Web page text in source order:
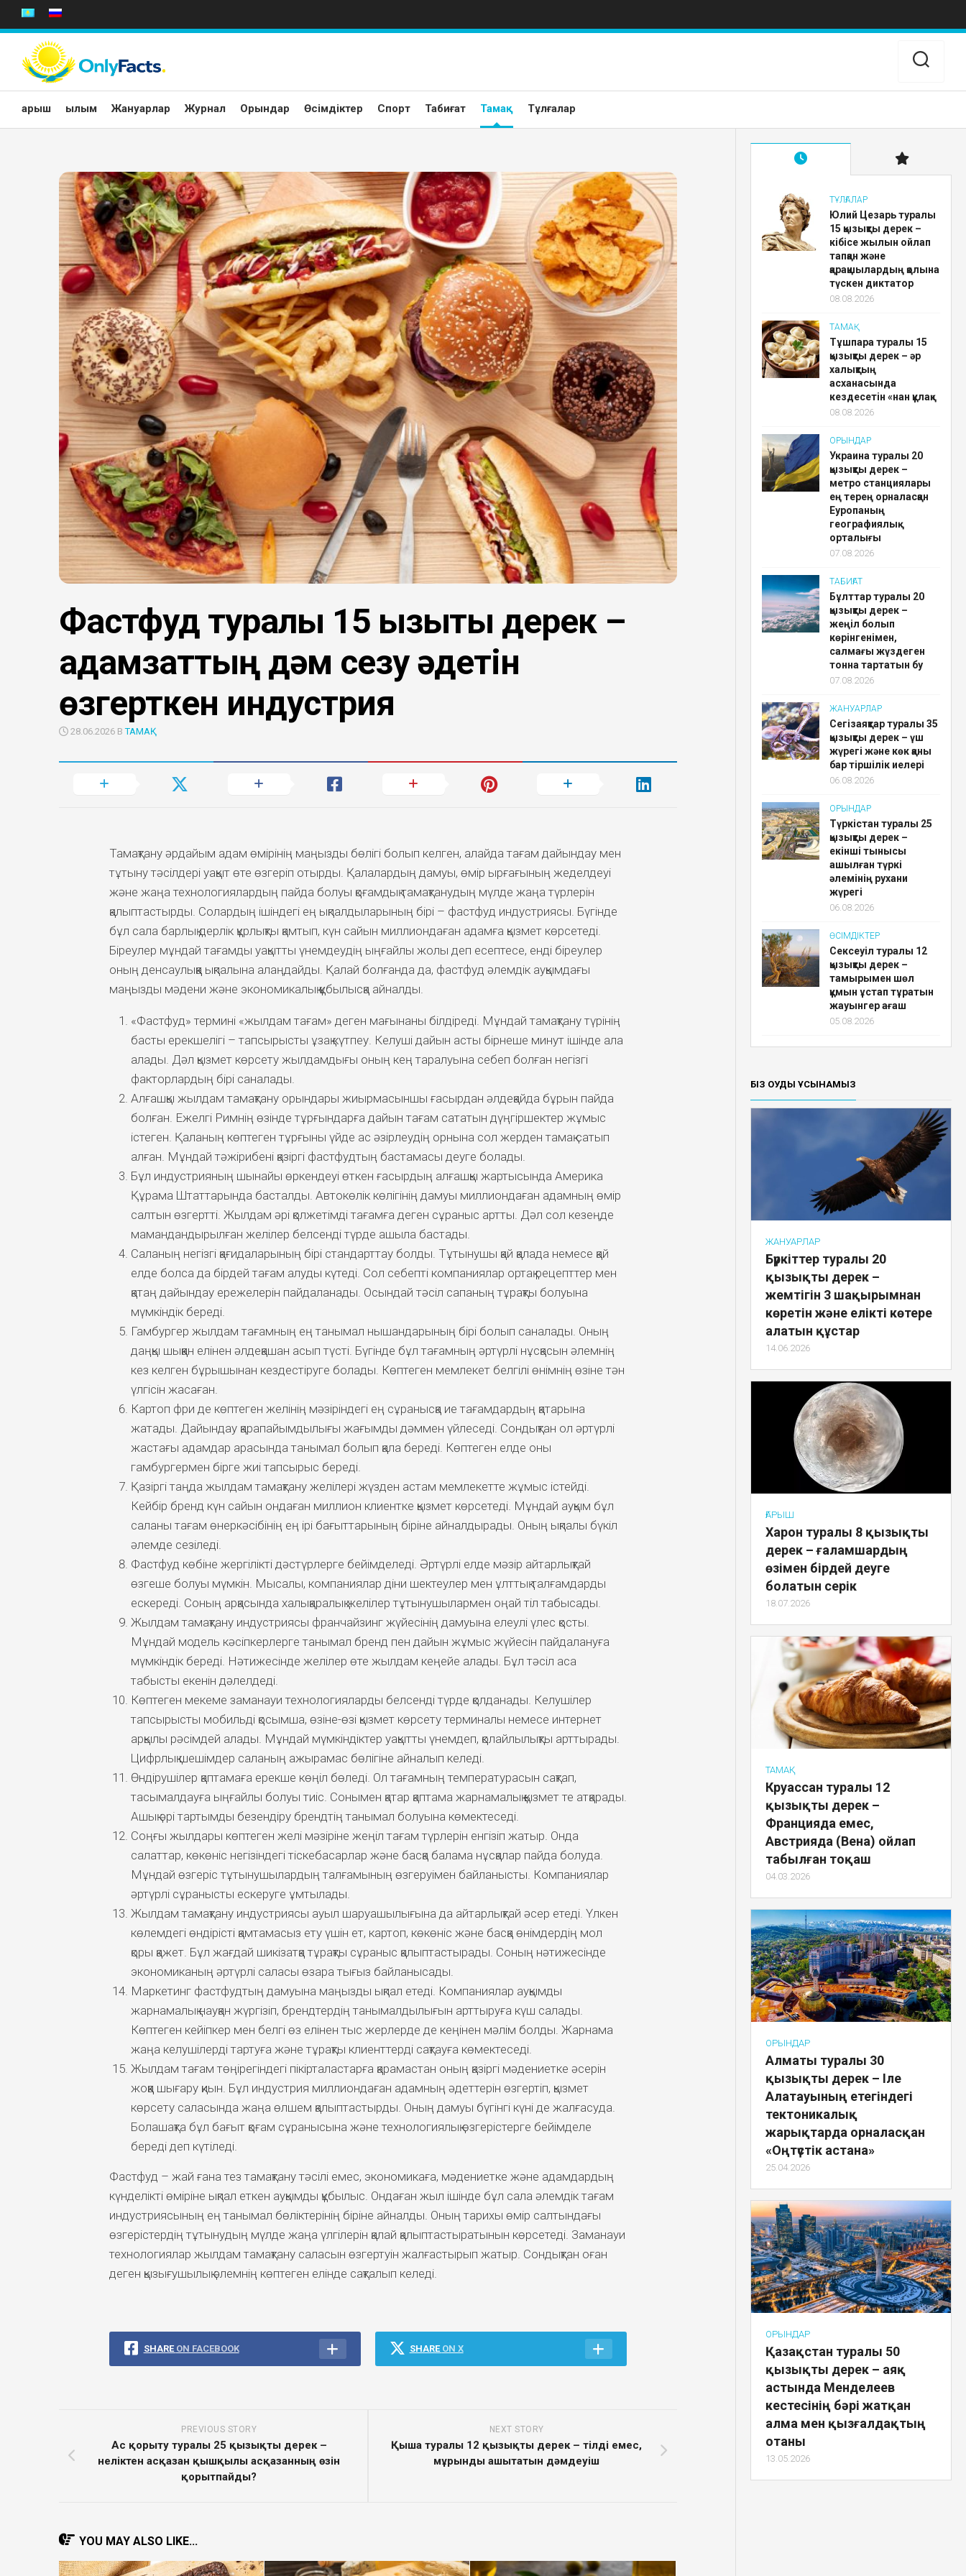
Ғарыш Ғылым Жануарлар Журнал Орындар Өсімдіктер Спорт Табиғат Тамақ Тұлғалар
Фастфуд туралы 15 қызықты дерек –
адамзаттың дәм сезу әдетін
өзгерткен индустрия
28.06.2026 ВТАМАҚ
Тамақтану әрдайым адам өмірінің маңызды бөлігі болып келген, алайда тағам дайындау мен
тұтыну тәсілдері уақыт өте өзгеріп отырды. Қалалардың дамуы, өмір ырғағының жеделдеуі
және жаңа технологиялардың пайда болуы қоғамдық тамақтанудың мүлде жаңа түрлерін
қалыптастырды. Солардың ішіндегі ең ықпалдыларының бірі – фастфуд индустриясы. Бүгінде
бұл сала барлық дерлік құрлықты қамтып, күн сайын миллиондаған адамға қызмет көрсетеді.
Біреулер мұндай тағамды уақытты үнемдеудің ыңғайлы жолы деп есептесе, енді біреулер
оның денсаулыққа ықпалына алаңдайды. Қалай болғанда да, фастфуд әлемдік ауқымдағы
маңызды мәдени және экономикалық құбылысқа айналды.
«Фастфуд» термині «жылдам тағам» деген мағынаны білдіреді. Мұндай тамақтану түрінің
басты ерекшелігі – тапсырысты ұзақ күтпеу. Келуші дайын асты бірнеше минут ішінде ала
алады. Дәл қызмет көрсету жылдамдығы оның кең таралуына себеп болған негізгі
факторлардың бірі саналады.
Алғашқы жылдам тамақтану орындары жиырмасыншы ғасырдан әлдеқайда бұрын пайда
болған. Ежелгі Римнің өзінде тұрғындарға дайын тағам сататын дүңгіршектер жұмыс
істеген. Қаланың көптеген тұрғыны үйде ас әзірлеудің орнына сол жерден тамақ сатып
алған. Мұндай тәжірибені қазіргі фастфудтың бастамасы деуге болады.
Бұл индустрияның шынайы өркендеуі өткен ғасырдың алғашқы жартысында Америка
Құрама Штаттарында басталды. Автокөлік көлігінің дамуы миллиондаған адамның өмір
салтын өзгертті. Жылдам әрі қолжетімді тағамға деген сұраныс артты. Дәл сол кезеңде
мамандандырылған желілер белсенді түрде ашыла бастады.
Саланың негізгі қағидаларының бірі стандарттау болды. Тұтынушы қай қалада немесе қай
елде болса да бірдей тағам алуды күтеді. Сол себепті компаниялар ортақ рецепттер мен
қатаң дайындау ережелерін пайдаланады. Осындай тәсіл сапаның тұрақты болуына
мүмкіндік береді.
Гамбургер жылдам тағамның ең танымал нышандарының бірі болып саналады. Оның
даңқы шыққан елінен әлдеқашан асып түсті. Бүгінде бұл тағамның әртүрлі нұсқасын әлемнің
кез келген бұрышынан кездестіруге болады. Көптеген мемлекет белгілі өнімнің өзіне тән
үлгісін жасаған.
Картоп фри де көптеген желінің мәзіріндегі ең сұранысқа ие тағамдардың қатарына
жатады. Дайындау қарапайымдылығы жағымды дәммен үйлеседі. Сондықтан ол әртүрлі
жастағы адамдар арасында танымал болып қала береді. Көптеген елде оны
гамбургермен бірге жиі тапсырыс береді.
Қазіргі таңда жылдам тамақтану желілері жүзден астам мемлекетте жұмыс істейді.
Кейбір бренд күн сайын ондаған миллион клиентке қызмет көрсетеді. Мұндай ауқым бұл
саланы тағам өнеркәсібінің ең ірі бағыттарының біріне айналдырады. Оның ықпалы бүкіл
әлемде сезіледі.
Фастфуд көбіне жергілікті дәстүрлерге бейімделеді. Әртүрлі елде мәзір айтарлықтай
өзгеше болуы мүмкін. Мысалы, компаниялар діни шектеулер мен ұлттық талғамдарды
ескереді. Соның арқасында халықаралық желілер тұтынушылармен оңай тіл табысады.
Жылдам тамақтану индустриясы франчайзинг жүйесінің дамуына елеулі үлес қосты.
Мұндай модель кәсіпкерлерге танымал бренд пен дайын жұмыс жүйесін пайдалануға
мүмкіндік береді. Нәтижесінде желілер өте жылдам кеңейе алады. Бұл тәсіл аса
табысты екенін дәлелдеді.
Көптеген мекеме заманауи технологияларды белсенді түрде қолданады. Келушілер
тапсырысты мобильді қосымша, өзіне-өзі қызмет көрсету терминалы немесе интернет
арқылы рәсімдей алады. Мұндай мүмкіндіктер уақытты үнемдеп, қолайлылықты арттырады.
Цифрлық шешімдер саланың ажырамас бөлігіне айналып келеді.
Өндірушілер қаптамаға ерекше көңіл бөледі. Ол тағамның температурасын сақтап,
тасымалдауға ыңғайлы болуы тиіс. Сонымен қатар қаптама жарнамалық қызмет те атқарады.
Ашық әрі тартымды безендіру брендтің танымал болуына көмектеседі.
Соңғы жылдары көптеген желі мәзіріне жеңіл тағам түрлерін енгізіп жатыр. Онда
салаттар, көкөніс негізіндегі тіскебасарлар және басқа балама нұсқалар пайда болуда.
Мұндай өзгеріс тұтынушылардың талғамының өзгеруімен байланысты. Компаниялар
әртүрлі сұранысты ескеруге ұмтылады.
Жылдам тамақтану индустриясы ауыл шаруашылығына да айтарлықтай әсер етеді. Үлкен
көлемдегі өндірісті қамтамасыз ету үшін ет, картоп, көкөніс және басқа өнімдердің мол
қоры қажет. Бұл жағдай шикізатқа тұрақты сұраныс қалыптастырады. Соның нәтижесінде
экономиканың әртүрлі саласы өзара тығыз байланысады.
Маркетинг фастфудтың дамуына маңызды ықпал етеді. Компаниялар ауқымды
жарнамалық науқан жүргізіп, брендтердің танымалдылығын арттыруға күш салады.
Көптеген кейіпкер мен белгі өз елінен тыс жерлерде де кеңінен мәлім болды. Жарнама
жаңа келушілерді тартуға және тұрақты клиенттерді сақтауға көмектеседі.
Жылдам тағам төңірегіндегі пікірталастарға қарамастан оның қазіргі мәдениетке әсерін
жоққа шығару қиын. Бұл индустрия миллиондаған адамның әдеттерін өзгертіп, қызмет
көрсету саласында жаңа өлшем қалыптастырды. Оның дамуы бүгінгі күні де жалғасуда.
Болашақта бұл бағыт қоғам сұранысына және технологиялық өзгерістерге бейімделе
береді деп күтіледі.
Фастфуд – жай ғана тез тамақтану тәсілі емес, экономикаға, мәдениетке және адамдардың
күнделікті өміріне ықпал еткен ауқымды құбылыс. Ондаған жыл ішінде бұл сала әлемдік тағам
индустриясының ең танымал бөліктерінің біріне айналды. Оның тарихы өмір салтындағы
өзгерістердің тұтынудың мүлде жаңа үлгілерін қалай қалыптастыратынын көрсетеді. Заманауи
технологиялар жылдам тамақтану саласын өзгертуін жалғастырып жатыр. Сондықтан оған
деген қызығушылық әлемнің көптеген елінде сақталып келеді.
SHARE ON FACEBOOK SHARE ON X
NEXT STORY
Қыша туралы 12 қызықты дерек – тілді емес,
мұрынды ашытатын дәмдеуіш
PREVIOUS STORY
Ас қорыту туралы 25 қызықты дерек –
неліктен асқазан қышқылы асқазанның өзін
қорытпайды?
YOU MAY ALSO LIKE...
ТҰЛҒАЛАР
Юлий Цезарь туралы
15 қызықты дерек –
кібісе жылын ойлап
тапқан және
қарақшылардың қолына
түскен диктатор
08.08.2026
ТАМАҚ
Тұшпара туралы 15
қызықты дерек – әр
халықтың
асханасында
кездесетін «нан құлақ»
08.08.2026
ОРЫНДАР
Украина туралы 20
қызықты дерек –
метро станциялары
ең терең орналасқан
Еуропаның
географиялық
орталығы
07.08.2026
ТАБИҒАТ
Бұлттар туралы 20
қызықты дерек –
жеңіл болып
көрінгенімен,
салмағы жүздеген
тонна тартатын бу
07.08.2026
ЖАНУАРЛАР
Сегізаяқтар туралы 35
қызықты дерек – үш
жүрегі және көк қаны
бар тіршілік иелері
06.08.2026
ОРЫНДАР
Түркістан туралы 25
қызықты дерек –
екінші тынысы
ашылған түркі
әлемінің рухани
жүрегі
06.08.2026
ӨСІМДІКТЕР
Сексеуіл туралы 12
қызықты дерек –
тамырымен шөл
құмын ұстап тұратын
жауынгер ағаш
05.08.2026
БІЗ ОҚУДЫ ҰСЫНАМЫЗ
ЖАНУАРЛАР
Бүркіттер туралы 20
қызықты дерек –
жемтігін 3 шақырымнан
көретін және елікті көтере
алатын құстар
14.06.2026
ҒАРЫШ
Харон туралы 8 қызықты
дерек – ғаламшардың
өзімен бірдей деуге
болатын серік
18.07.2026
ТАМАҚ
Круассан туралы 12
қызықты дерек –
Францияда емес,
Австрияда (Вена) ойлап
табылған тоқаш
04.03.2026
ОРЫНДАР
Алматы туралы 30
қызықты дерек – Іле
Алатауының етегіндегі
тектоникалық
жарықтарда орналасқан
«Оңтүстік астана»
25.04.2026
ОРЫНДАР
Қазақстан туралы 50
қызықты дерек – аяқ
астында Менделеев
кестесінің бәрі жатқан
алма мен қызғалдақтың
отаны
13.05.2026